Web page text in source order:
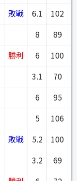
敗戦 6.1 102
8 89
勝利 6 100
3.1 70
6 95
5 106
敗戦 5.2 100
3.2 69